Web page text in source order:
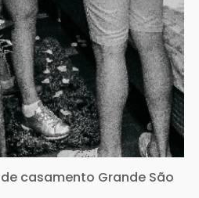
casamento Grande São